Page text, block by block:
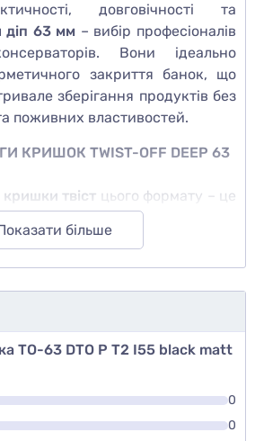
довговічності та
діп 63 мм – вибір професіоналів
Вони ідеально
закриття банок, що
зберігання продуктів без
поживних властивостей.
КРИШОК TWIST-OFF DEEP 63
твіст цього формату – це
Тому що вони:
закриття завдяки
банку
жерсті, що гарантує їхню
матовий чорний колір, який
більше
ТО-63 DTO P T2 I55 black matt
0
0